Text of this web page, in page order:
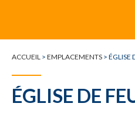
ACCUEIL > EMPLACEMENTS > ÉGLISE
ÉGLISE DE